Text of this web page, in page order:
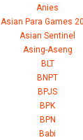
Anies
Asian Para Games
Asian Sentinel
Asing-Aseng
BLT
BNPT
BPJS
BPK
BPN
Babi